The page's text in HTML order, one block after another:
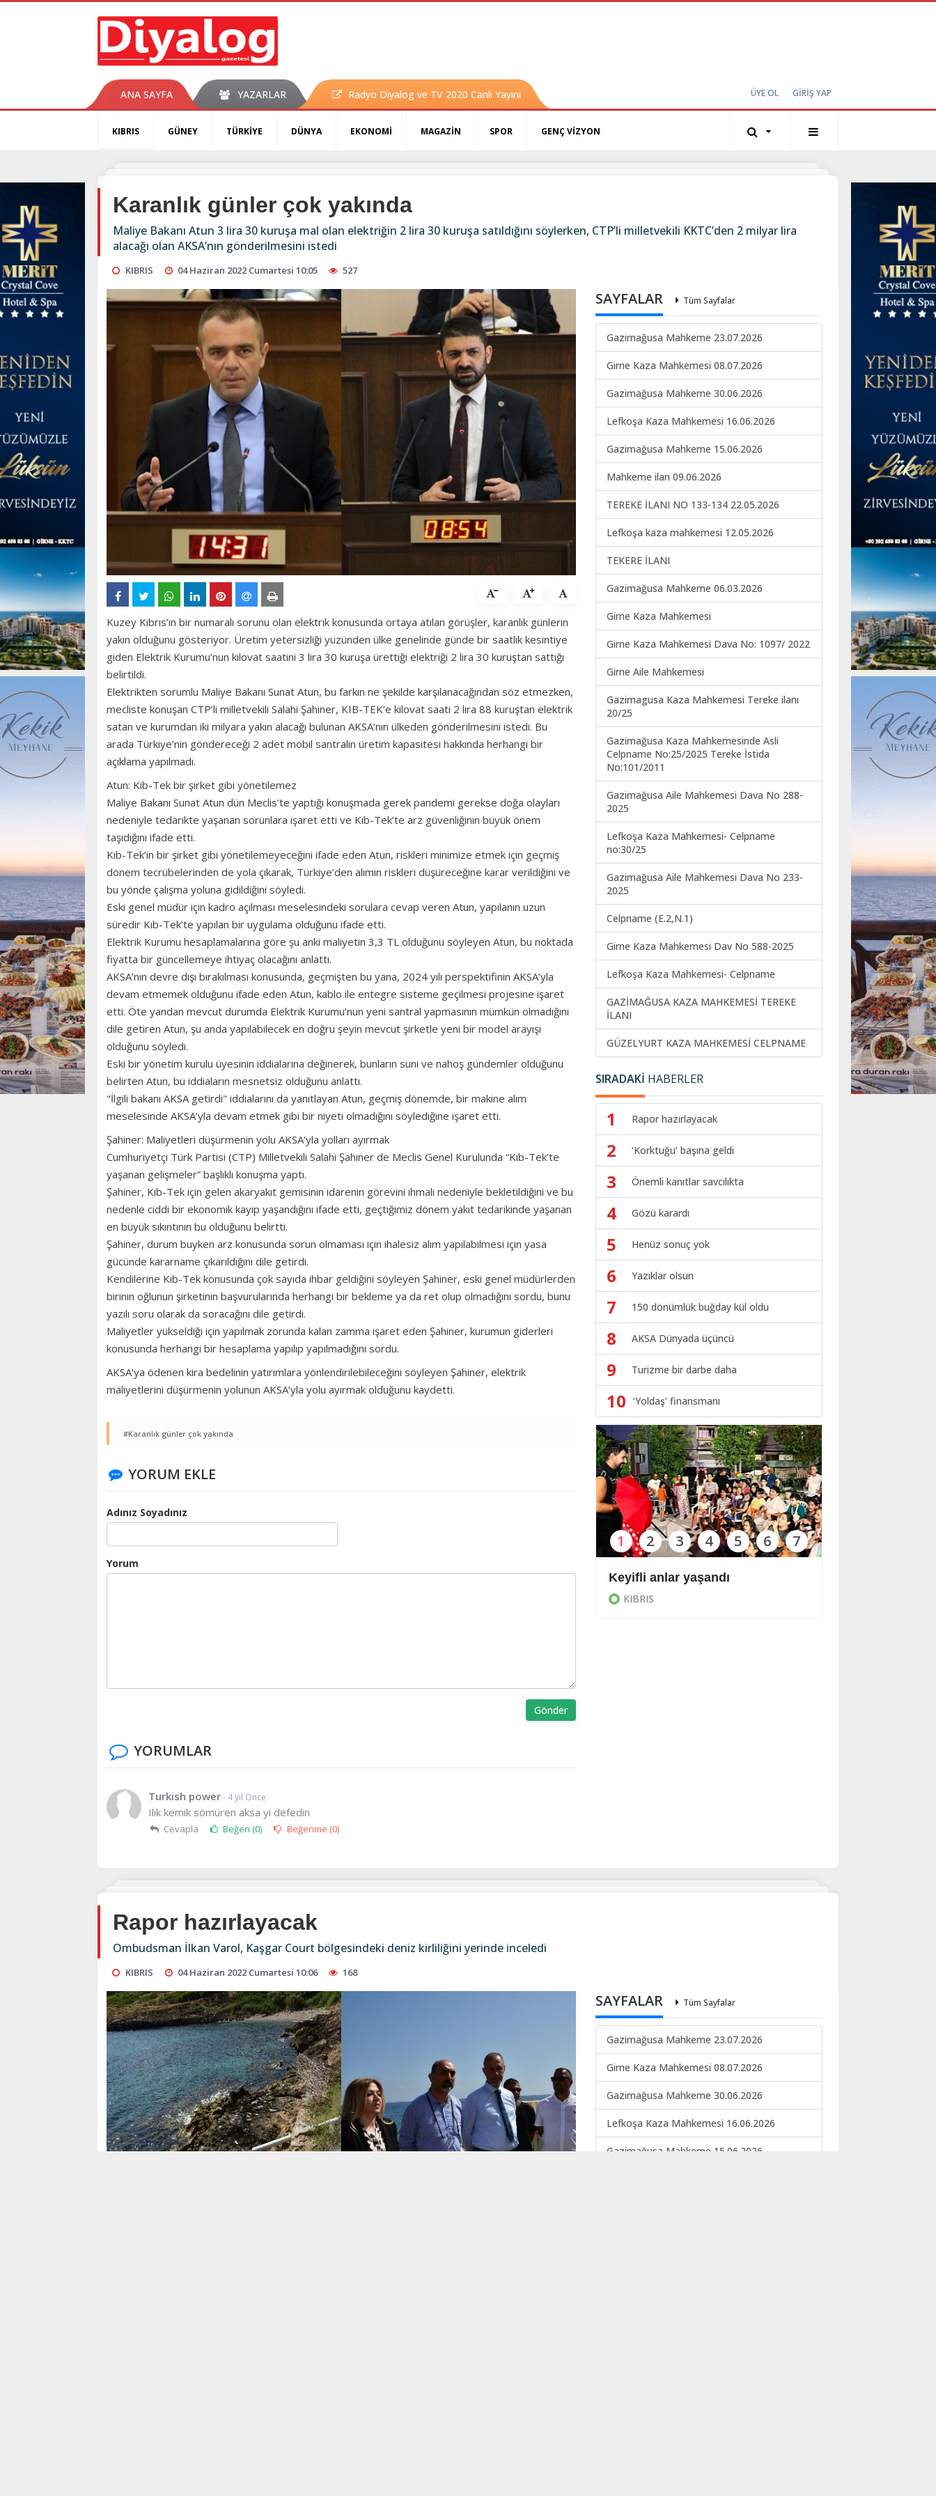
ANA SAYFA YAZARLAR Radyo Diyalog ve TV 2020 Canlı Yayını ÜYE OL GİRİŞ YAP
KIBRIS GÜNEY TÜRKİYE DÜNYA EKONOMİ MAGAZİN SPOR GENÇ VİZYON
Karanlık günler çok yakında
Maliye Bakanı Atun 3 lira 30 kuruşa mal olan elektriğin 2 lira 30 kuruşa satıldığını söylerken, CTP’li milletvekili KKTC’den 2 milyar lira
alacağı olan AKSA’nın gönderilmesini istedi
KIBRIS 04 Haziran 2022 Cumartesi 10:05 527
Kuzey Kıbrıs’ın bir numaralı sorunu olan elektrik konusunda ortaya atılan görüşler, karanlık günlerin
yakın olduğunu gösteriyor. Üretim yetersizliği yüzünden ülke genelinde günde bir saatlik kesintiye
giden Elektrik Kurumu’nun kilovat saatini 3 lira 30 kuruşa ürettiği elektriği 2 lira 30 kuruştan sattığı
belirtildi.
Elektrikten sorumlu Maliye Bakanı Sunat Atun, bu farkın ne şekilde karşılanacağından söz etmezken,
mecliste konuşan CTP’li milletvekili Salahi Şahiner, KIB-TEK’e kilovat saati 2 lira 88 kuruştan elektrik
satan ve kurumdan iki milyara yakın alacağı bulunan AKSA’nın ülkeden gönderilmesini istedi. Bu
arada Türkiye’nin göndereceği 2 adet mobil santralin üretim kapasitesi hakkında herhangi bir
açıklama yapılmadı.
Atun: Kıb-Tek bir şirket gibi yönetilemez
Maliye Bakanı Sunat Atun dün Meclis’te yaptığı konuşmada gerek pandemi gerekse doğa olayları
nedeniyle tedarikte yaşanan sorunlara işaret etti ve Kıb-Tek’te arz güvenliğinin büyük önem
taşıdığını ifade etti.
Kıb-Tek’in bir şirket gibi yönetilemeyeceğini ifade eden Atun, riskleri minimize etmek için geçmiş
dönem tecrübelerinden de yola çıkarak, Türkiye’den alımın riskleri düşüreceğine karar verildiğini ve
bu yönde çalışma yoluna gidildiğini söyledi.
Eski genel müdür için kadro açılması meselesindeki sorulara cevap veren Atun, yapılanın uzun
süredir Kıb-Tek’te yapılan bir uygulama olduğunu ifade etti.
Elektrik Kurumu hesaplamalarına göre şu anki maliyetin 3,3 TL olduğunu söyleyen Atun, bu noktada
fiyatta bir güncellemeye ihtiyaç olacağını anlattı.
AKSA’nın devre dışı bırakılması konusunda, geçmişten bu yana, 2024 yılı perspektifinin AKSA’yla
devam etmemek olduğunu ifade eden Atun, kablo ile entegre sisteme geçilmesi projesine işaret
etti. Öte yandan mevcut durumda Elektrik Kurumu’nun yeni santral yapmasının mümkün olmadığını
dile getiren Atun, şu anda yapılabilecek en doğru şeyin mevcut şirketle yeni bir model arayışı
olduğunu söyledi.
Eski bir yönetim kurulu üyesinin iddialarına değinerek, bunların suni ve nahoş gündemler olduğunu
belirten Atun, bu iddiaların mesnetsiz olduğunu anlattı.
"İlgili bakanı AKSA getirdi" iddialarını da yanıtlayan Atun, geçmiş dönemde, bir makine alım
meselesinde AKSA’yla devam etmek gibi bir niyeti olmadığını söylediğine işaret etti.
Şahiner: Maliyetleri düşürmenin yolu AKSA’yla yolları ayırmak
Cumhuriyetçi Türk Partisi (CTP) Milletvekili Salahi Şahiner de Meclis Genel Kurulunda “Kıb-Tek’te
yaşanan gelişmeler” başlıklı konuşma yaptı.
Şahiner, Kıb-Tek için gelen akaryakıt gemisinin idarenin görevini ihmali nedeniyle bekletildiğini ve bu
nedenle ciddi bir ekonomik kayıp yaşandığını ifade etti, geçtiğimiz dönem yakıt tedarikinde yaşanan
en büyük sıkıntının bu olduğunu belirtti.
Şahiner, durum buyken arz konusunda sorun olmaması için ihalesiz alım yapılabilmesi için yasa
gücünde kararname çıkarıldığını dile getirdi.
Kendilerine Kıb-Tek konusunda çok sayıda ihbar geldiğini söyleyen Şahiner, eski genel müdürlerden
birinin oğlunun şirketinin başvurularında herhangi bir bekleme ya da ret olup olmadığını sordu, bunu
yazılı soru olarak da soracağını dile getirdi.
Maliyetler yükseldiği için yapılmak zorunda kalan zamma işaret eden Şahiner, kurumun giderleri
konusunda herhangi bir hesaplama yapılıp yapılmadığını sordu.
AKSA'ya ödenen kira bedelinin yatırımlara yönlendirilebileceğini söyleyen Şahiner, elektrik
maliyetlerini düşürmenin yolunun AKSA’yla yolu ayırmak olduğunu kaydetti.
#Karanlık günler çok yakında
YORUM EKLE
Adınız Soyadınız
Yorum
Gönder
YORUMLAR
Turkish power- 4 yıl Önce
Ilık kemik sömüren aksa yi defedin
Cevapla Beğen (0) Beğenme (0)
SAYFALAR Tüm Sayfalar
Gazimağusa Mahkeme 23.07.2026
Girne Kaza Mahkemesi 08.07.2026
Gazimağusa Mahkeme 30.06.2026
Lefkoşa Kaza Mahkemesi 16.06.2026
Gazimağusa Mahkeme 15.06.2026
Mahkeme ilan 09.06.2026
TEREKE İLANI NO 133-134 22.05.2026
Lefkoşa kaza mahkemesi 12.05.2026
TEKERE İLANI
Gazimağusa Mahkeme 06.03.2026
Girne Kaza Mahkemesi
Girne Kaza Mahkemesi Dava No: 1097/ 2022
Girne Aile Mahkemesi
Gazimagusa Kaza Mahkemesi Tereke ilanı
20/25
Gazimağusa Kaza Mahkemesinde Asli
Celpname No:25/2025 Tereke İstida
No:101/2011
Gazimağusa Aile Mahkemesi Dava No 288-
2025
Lefkoşa Kaza Mahkemesi- Celpname
no:30/25
Gazimağusa Aile Mahkemesi Dava No 233-
2025
Celpname (E.2,N.1)
Girne Kaza Mahkemesi Dav No 588-2025
Lefkoşa Kaza Mahkemesi- Celpname
GAZİMAĞUSA KAZA MAHKEMESİ TEREKE
İLANI
GÜZELYURT KAZA MAHKEMESİ CELPNAME
SIRADAKİ HABERLER
1 Rapor hazırlayacak
2 ‘Korktuğu’ başına geldi
3 Önemli kanıtlar savcılıkta
4 Gözü karardı
5 Henüz sonuç yok
6 Yazıklar olsun
7 150 dönümlük buğday kül oldu
8 AKSA Dünyada üçüncü
9 Turizme bir darbe daha
10 ‘Yoldaş’ finansmanı
Daha da suçlu Keyifli anlar yaşandı
KIBRIS
1 2 3 4 5 6 7
Rapor hazırlayacak
Ombudsman İlkan Varol, Kaşgar Court bölgesindeki deniz kirliliğini yerinde inceledi
KIBRIS 04 Haziran 2022 Cumartesi 10:06 168
SAYFALAR Tüm Sayfalar
Gazimağusa Mahkeme 23.07.2026
Girne Kaza Mahkemesi 08.07.2026
Gazimağusa Mahkeme 30.06.2026
Lefkoşa Kaza Mahkemesi 16.06.2026
Gazimağusa Mahkeme 15.06.2026